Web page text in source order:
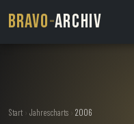
BRAVO-ARCHIV
Start Jahrescharts 2006